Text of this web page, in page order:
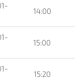
14:00
15:00
15:20